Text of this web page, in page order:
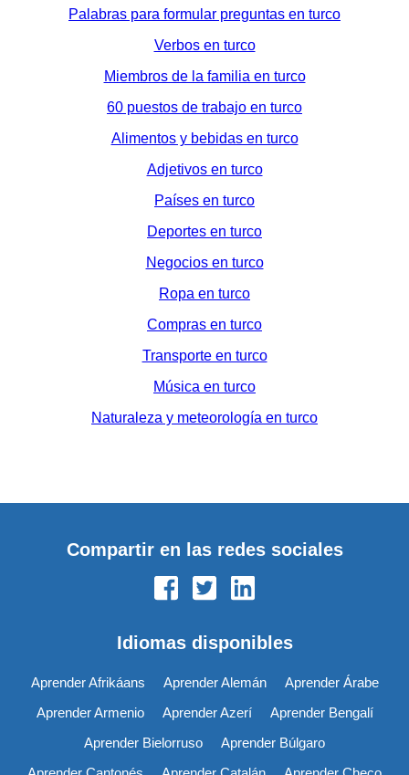
Palabras para formular preguntas en turco
Verbos en turco
Miembros de la familia en turco
60 puestos de trabajo en turco
Alimentos y bebidas en turco
Adjetivos en turco
Países en turco
Deportes en turco
Negocios en turco
Ropa en turco
Compras en turco
Transporte en turco
Música en turco
Naturaleza y meteorología en turco
Compartir en las redes sociales
Idiomas disponibles
Aprender Afrikáans Aprender Alemán
Aprender Árabe
Aprender Armenio
Aprender Azerí
Aprender Bengalí
Aprender Bielorruso
Aprender Búlgaro